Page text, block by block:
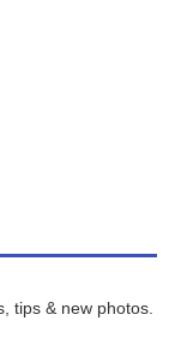
tips & new photos.